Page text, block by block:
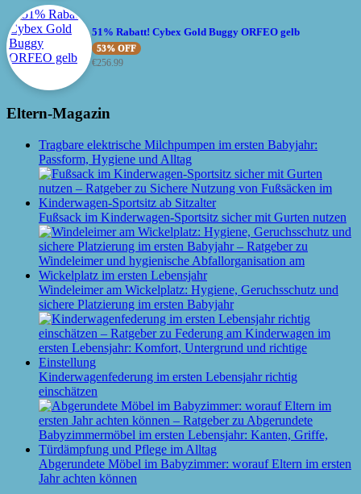
51% Rabatt! Cybex Gold Buggy ORFEO gelb
53% OFF
€256.99
Eltern-Magazin
Tragbare elektrische Milchpumpen im ersten Babyjahr:
Passform, Hygiene und Alltag
Fußsack im Kinderwagen-Sportsitz sicher mit Gurten nutzen
Windeleimer am Wickelplatz: Hygiene, Geruchsschutz und
sichere Platzierung im ersten Babyjahr
Kinderwagenfederung im ersten Lebensjahr richtig
einschätzen
Abgerundete Möbel im Babyzimmer: worauf Eltern im ersten
Jahr achten können